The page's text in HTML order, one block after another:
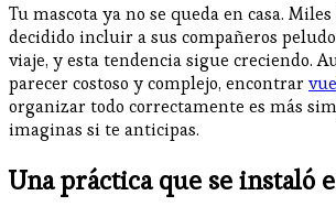
Tu mascota ya no se queda en casa.
decidido incluir a sus compañeros
viaje, y esta tendencia sigue creciendo.
parecer costoso y complejo, encontrar
organizar todo correctamente es más
imaginas si te anticipas.
Una práctica que se instaló